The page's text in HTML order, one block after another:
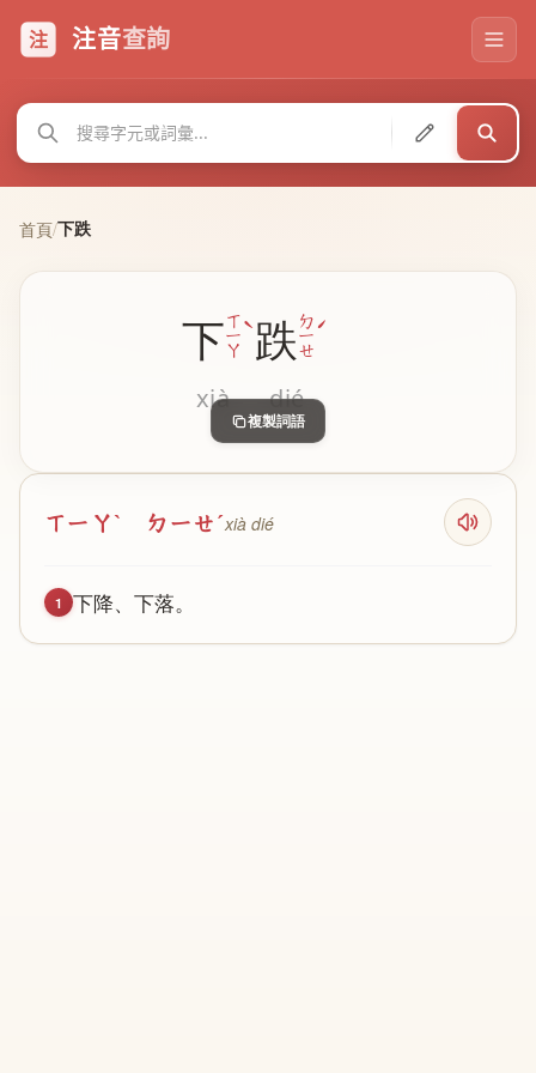
注 注音查詢
首頁/下跌
下ㄒ
ㄧ
ㄚ
ˋ
xià
跌 ㄉ
ㄧ
ㄝ
ˊ
dié
複製詞語
ㄒㄧㄚˋ ㄉㄧㄝˊxià dié
1 下降、 下落。